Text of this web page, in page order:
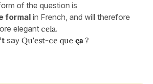
of the question is
formalin French, and will therefore
elegant cela.
say Qu'est-ce que ça?